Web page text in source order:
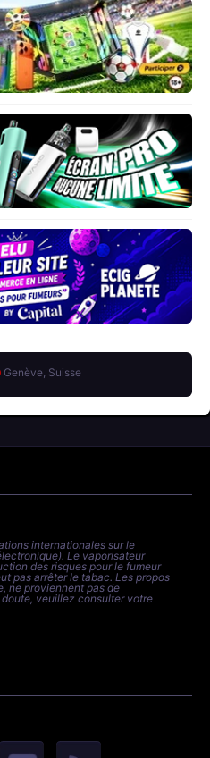
Genève, Suisse
internationales sur le
Le vaporisateur
des risques pour le fumeur
pas arrêter le tabac. Les propos
ne proviennent pas de
veuillez consulter votre